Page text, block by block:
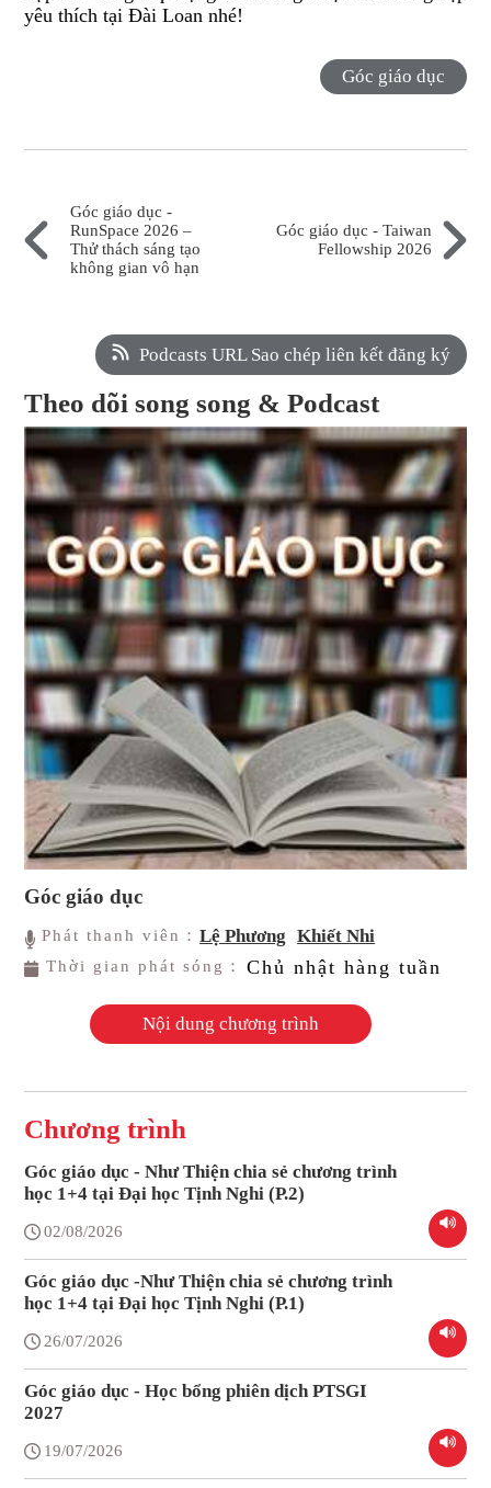
yêu thích tại Đài Loan nhé!
Góc giáo dục
Góc giáo dục -
RunSpace 2026 –
Thử thách sáng tạo
không gian vô hạn
Góc giáo dục - Taiwan
Fellowship 2026
Podcasts URL Sao chép liên kết đăng ký
Theo dõi song song & Podcast
Góc giáo dục
Phát thanh viên：Lệ Phương Khiết Nhi
Thời gian phát sóng： Chủ nhật hàng tuần
Nội dung chương trình
Chương trình
Góc giáo dục - Như Thiện chia sẻ chương trình
học 1+4 tại Đại học Tịnh Nghi (P.2)
02/08/2026
Góc giáo dục -Như Thiện chia sẻ chương trình
học 1+4 tại Đại học Tịnh Nghi (P.1)
26/07/2026
Góc giáo dục - Học bổng phiên dịch PTSGI
2027
19/07/2026